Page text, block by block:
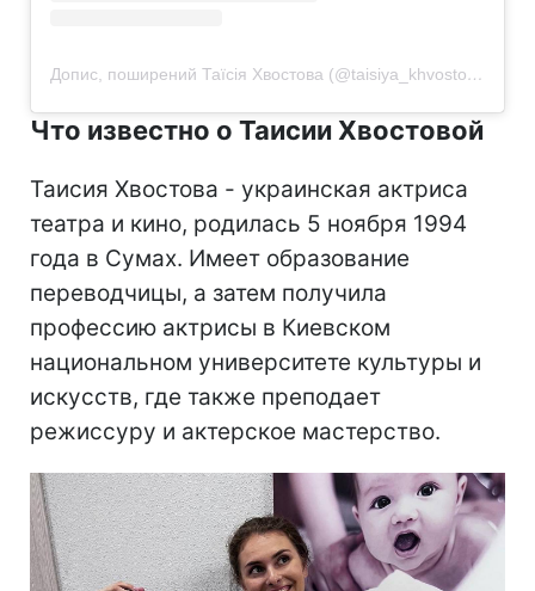
Допис, поширений Таїсія Хвостова (@taisiya_khvostova)
Что известно о Таисии Хвостовой
Таисия Хвостова - украинская актриса
театра и кино, родилась 5 ноября 1994
года в Сумах. Имеет образование
переводчицы, а затем получила
профессию актрисы в Киевском
национальном университете культуры и
искусств, где также преподает
режиссуру и актерское мастерство.